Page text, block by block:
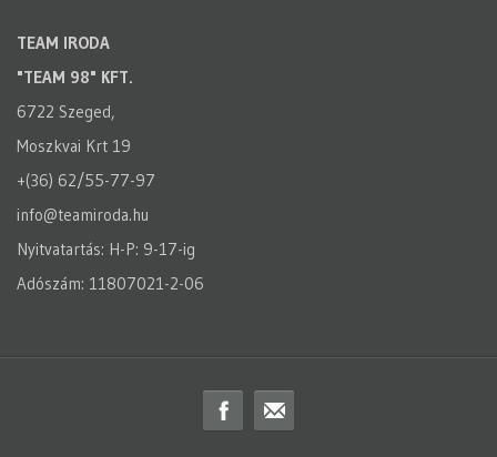
TEAM IRODA
"TEAM 98" KFT.
6722 Szeged,
Moszkvai Krt 19
+(36) 62/55-77-97
info@teamiroda.hu
Nyitvatartás: H-P: 9-17-ig
Adószám: 11807021-2-06